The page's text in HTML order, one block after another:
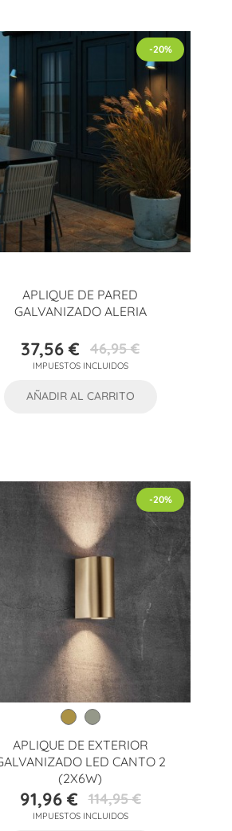
APLIQUE DE PARED
GALVANIZADO ALERIA
Precio
37,56 € Precio
base
46,95 €
IMPUESTOS INCLUIDOS
-20%
AÑADIR AL CARRITO
APLIQUE DE EXTERIOR
LED CANTO 2
(2X6W)
Precio
91,96 € Precio
base
114,95 €
IMPUESTOS INCLUIDOS
-20%